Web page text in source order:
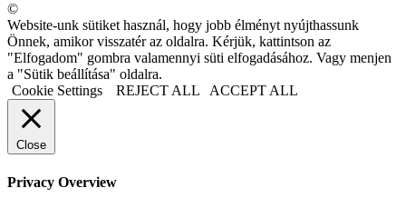
©
Website-unk sütiket használ, hogy jobb élményt nyújthassunk
Önnek, amikor visszatér az oldalra. Kérjük, kattintson az
"Elfogadom" gombra valamennyi süti elfogadásához. Vagy menjen
a "Sütik beállítása" oldalra.
Cookie Settings
REJECT ALL ACCEPT ALL
Close
Privacy Overview